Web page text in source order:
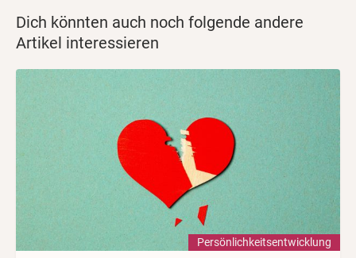
Dich könnten auch noch folgende andere
Artikel interessieren
Persönlichkeits­entwicklung